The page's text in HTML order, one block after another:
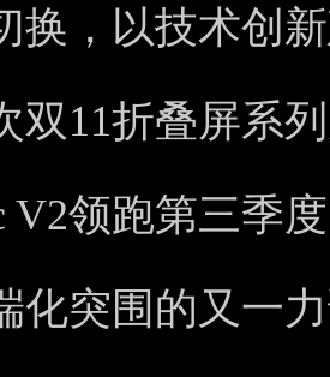
换，以技术创
双11折叠屏系
V2领跑第三季
化突围的又一